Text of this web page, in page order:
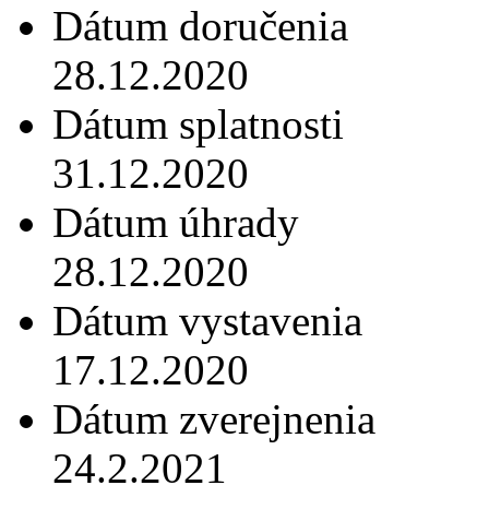
Dátum doručenia
28.12.2020
Dátum splatnosti
31.12.2020
Dátum úhrady
28.12.2020
Dátum vystavenia
17.12.2020
Dátum zverejnenia
24.2.2021